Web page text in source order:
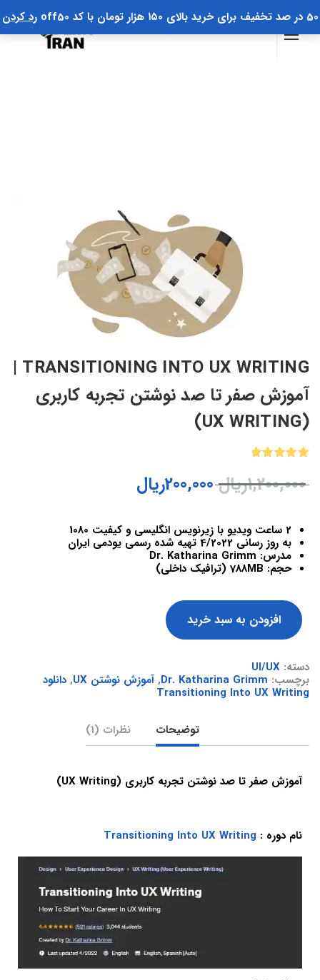
50 در صد تخفیف برای خرید بالای ۱۵۰ هزار تومان با کد off50 رد کردن
TRANSITIONING INTO UX WRITING |
آموزش صفر تا صد نوشتن تجربه کاربری
(UX WRITING)
از 5
در
1,200,000ریال 200,000ریال
2 ساعت ویدیو با زیرنویس انگلیسی و کیفیت 1080
به روز رسانی 4/2022 تهیه شده رسمی یودمی ایران
مدرس: Dr. Katharina Grimm
حجم: 788MB (ترافیک داخلی)
افزودن به سبد خرید
دسته: UI/UX
برچسب: Dr. Katharina Grimm
, آموزش نوشتن UX , دانلود
Transitioning Into UX Writing
توضیحات نظرات (1)
آموزش صفر تا صد نوشتن تجربه کاربری (UX Writing)
نام دوره : Transitioning Into UX Writing